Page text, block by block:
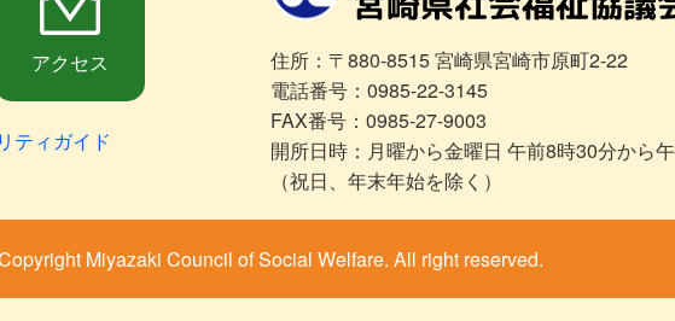
アクセス
ティガイド
住所：〒880-8515 宮崎県宮崎市原町2-22
電話番号：0985-22-3145
FAX番号：0985-27-9003
開所日時：月曜から金曜日 午前8時30分から
（祝日、年末年始を除く）
Miyazaki Council of Social Welfare. All right reserved.